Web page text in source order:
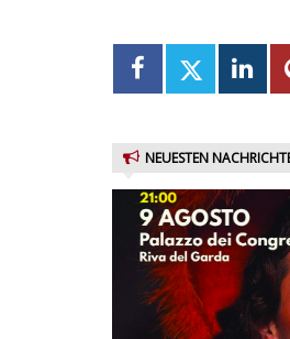
NEUESTEN